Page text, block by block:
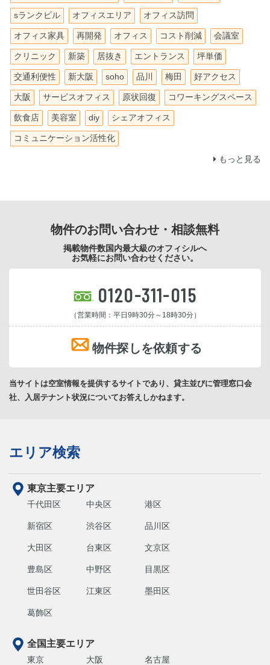
sランクビル オフィスエリア オフィス訪問
オフィス家具 再開発 オフィス コスト削減 会議室
クリニック 新築 居抜き エントランス 坪単価
交通利便性 新大阪 soho 品川 梅田 好アクセス
大阪 サービスオフィス 原状回復 コワーキングスペース
飲食店 美容室 diy シェアオフィス
コミュニケーション活性化
もっと見る
物件のお問い合わせ・相談無料
掲載物件数国内最大級のオフィシルへ
お気軽にお問い合わせください。
0120-311-015
（営業時間：平日9時30分～18時30分）
物件探しを依頼する
当サイトは空室情報を提供するサイトであり、貸主並びに管理窓口会
社、入居テナント状況についてお答えしかねます。
エリア検索
東京主要エリア
千代田区 中央区 港区
新宿区 渋谷区 品川区
大田区 台東区 文京区
豊島区 中野区 目黒区
世田谷区 江東区 墨田区
葛飾区
全国主要エリア
東京 大阪 名古屋